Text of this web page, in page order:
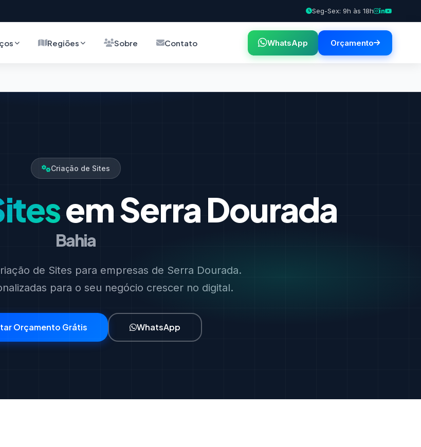
Seg-Sex: 9h às 18h
Regiões Sobre Contato WhatsApp Orçamento
Criação de Sites
em Serra Dourada
Bahia
de Sites para empresas de Serra Dourada.
para o seu negócio crescer no digital.
Orçamento Grátis WhatsApp